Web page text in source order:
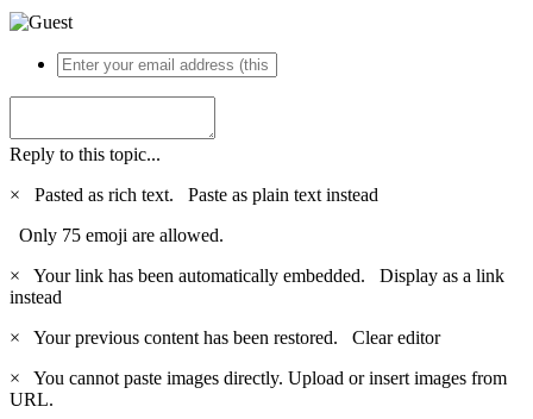
Reply to this topic...
×
Pasted as rich text. Paste as plain text instead
Only 75 emoji are allowed.
×
Your link has been automatically embedded. Display as a link
instead
×
Your previous content has been restored. Clear editor
×
You cannot paste images directly. Upload or insert images from
URL.